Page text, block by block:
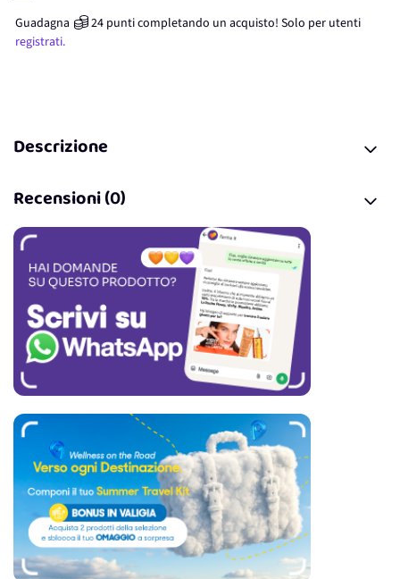
Guadagna 24 punticompletando un acquisto! Solo per utenti
registrati.
Descrizione
Recensioni (0)